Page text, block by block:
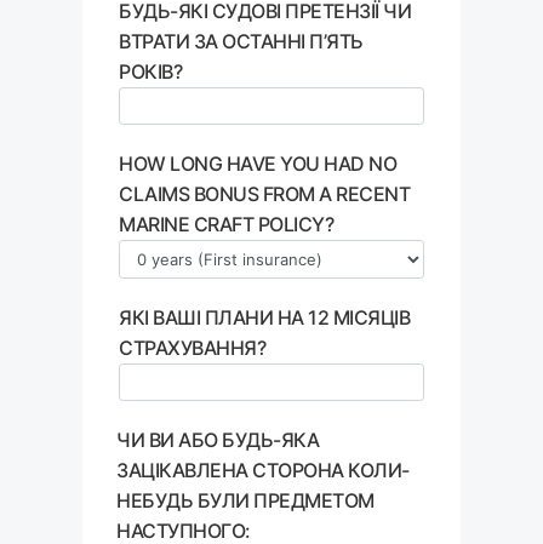
БУДЬ-ЯКІ СУДОВІ ПРЕТЕНЗІЇ ЧИ
ВТРАТИ ЗА ОСТАННІ П’ЯТЬ
РОКІВ?
HOW LONG HAVE YOU HAD NO
CLAIMS BONUS FROM A RECENT
MARINE CRAFT POLICY?
ЯКІ ВАШІ ПЛАНИ НА 12 МІСЯЦІВ
СТРАХУВАННЯ?
ЧИ ВИ АБО БУДЬ-ЯКА
ЗАЦІКАВЛЕНА СТОРОНА КОЛИ-
НЕБУДЬ БУЛИ ПРЕДМЕТОМ
НАСТУПНОГО: